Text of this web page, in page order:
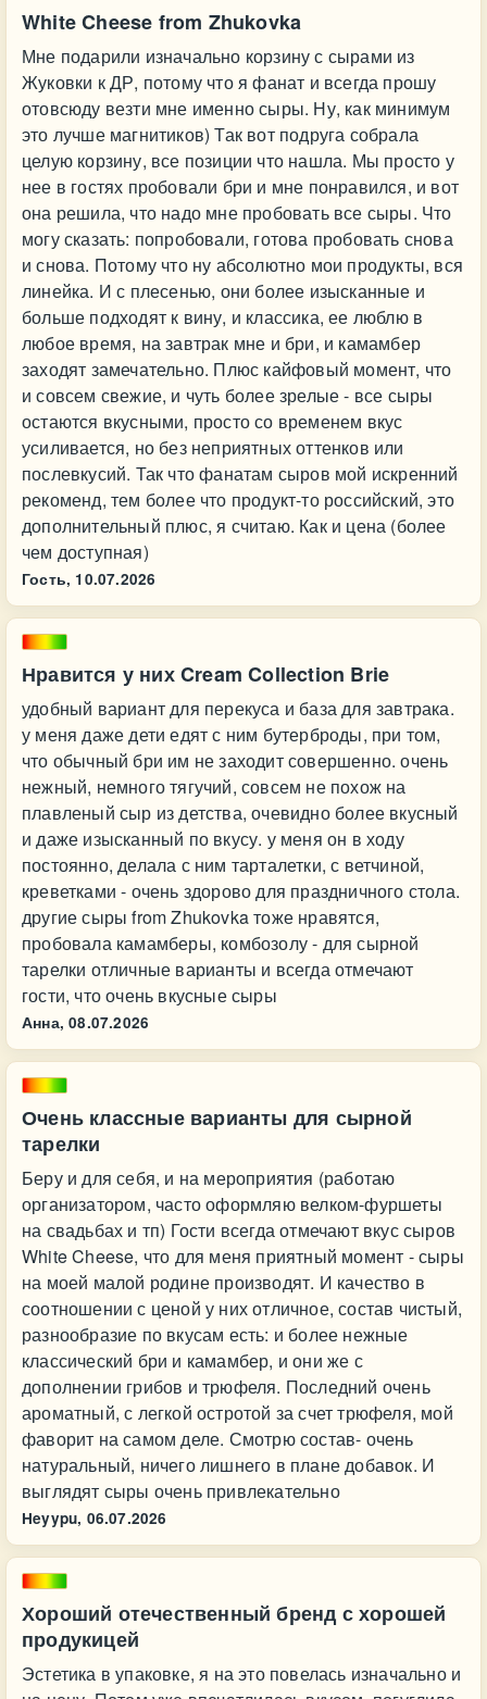
White Cheese from Zhukovka
Мне подарили изначально корзину с сырами из
Жуковки к ДР, потому что я фанат и всегда прошу
отовсюду везти мне именно сыры. Ну, как минимум
это лучше магнитиков) Так вот подруга собрала
целую корзину, все позиции что нашла. Мы просто у
нее в гостях пробовали бри и мне понравился, и вот
она решила, что надо мне пробовать все сыры. Что
могу сказать: попробовали, готова пробовать снова
и снова. Потому что ну абсолютно мои продукты, вся
линейка. И с плесенью, они более изысканные и
больше подходят к вину, и классика, ее люблю в
любое время, на завтрак мне и бри, и камамбер
заходят замечательно. Плюс кайфовый момент, что
и совсем свежие, и чуть более зрелые - все сыры
остаются вкусными, просто со временем вкус
усиливается, но без неприятных оттенков или
послевкусий. Так что фанатам сыров мой искренний
рекоменд, тем более что продукт-то российский, это
дополнительный плюс, я считаю. Как и цена (более
чем доступная)
Гость, 10.07.2026
Нравится у них Cream Collection Brie
удобный вариант для перекуса и база для завтрака.
у меня даже дети едят с ним бутерброды, при том,
что обычный бри им не заходит совершенно. очень
нежный, немного тягучий, совсем не похож на
плавленый сыр из детства, очевидно более вкусный
и даже изысканный по вкусу. у меня он в ходу
постоянно, делала с ним тарталетки, с ветчиной,
креветками - очень здорово для праздничного стола.
другие сыры from Zhukovka тоже нравятся,
пробовала камамберы, комбозолу - для сырной
тарелки отличные варианты и всегда отмечают
гости, что очень вкусные сыры
Анна, 08.07.2026
Очень классные варианты для сырной
тарелки
Беру и для себя, и на мероприятия (работаю
организатором, часто оформляю велком-фуршеты
на свадьбах и тп) Гости всегда отмечают вкус сыров
White Cheese, что для меня приятный момент - сыры
на моей малой родине производят. И качество в
соотношении с ценой у них отличное, состав чистый,
разнообразие по вкусам есть: и более нежные
классический бри и камамбер, и они же с
дополнении грибов и трюфеля. Последний очень
ароматный, с легкой остротой за счет трюфеля, мой
фаворит на самом деле. Смотрю состав- очень
натуральный, ничего лишнего в плане добавок. И
выглядят сыры очень привлекательно
Heyypu, 06.07.2026
Хороший отечественный бренд с хорошей
продукицей
Эстетика в упаковке, я на это повелась изначально и